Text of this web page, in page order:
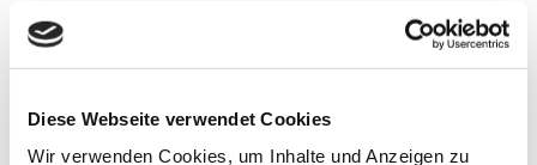
Diese Webseite verwendet Cookies
Wir verwenden Cookies, um Inhalte und Anzeigen zu